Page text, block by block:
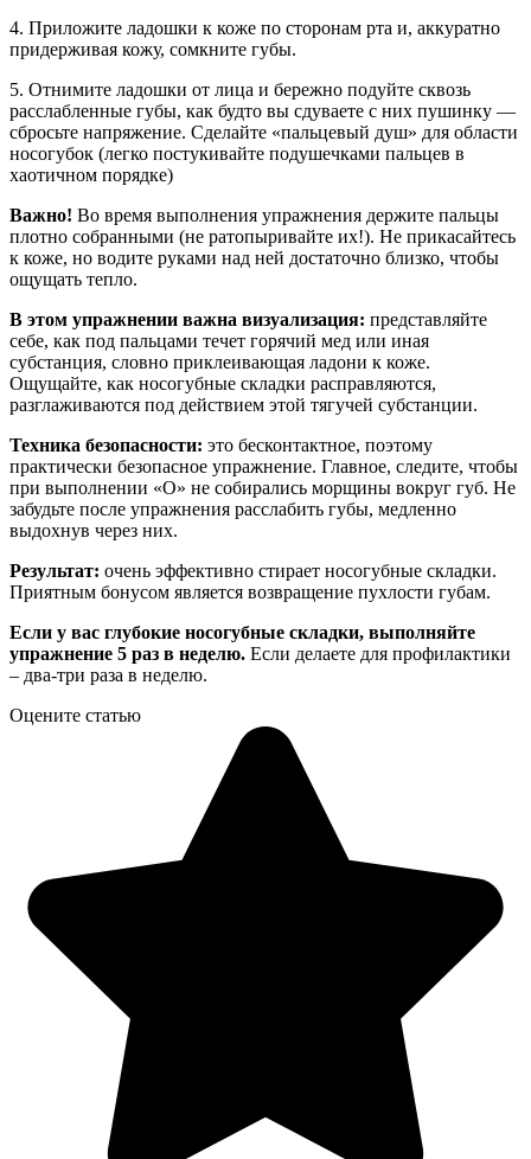
4. Приложите ладошки к коже по сторонам рта и, аккуратно
придерживая кожу, сомкните губы.
5. Отнимите ладошки от лица и бережно подуйте сквозь
расслабленные губы, как будто вы сдуваете с них пушинку —
сбросьте напряжение. Сделайте «пальцевый душ» для области
носогубок (легко постукивайте подушечками пальцев в
хаотичном порядке)
Важно! Во время выполнения упражнения держите пальцы
плотно собранными (не ратопыривайте их!). Не прикасайтесь
к коже, но водите руками над ней достаточно близко, чтобы
ощущать тепло.
В этом упражнении важна визуализация: представляйте
себе, как под пальцами течет горячий мед или иная
субстанция, словно приклеивающая ладони к коже.
Ощущайте, как носогубные складки расправляются,
разглаживаются под действием этой тягучей субстанции.
Техника безопасности: это бесконтактное, поэтому
практически безопасное упражнение. Главное, следите, чтобы
при выполнении «О» не собирались морщины вокруг губ. Не
забудьте после упражнения расслабить губы, медленно
выдохнув через них.
Результат: очень эффективно стирает носогубные складки.
Приятным бонусом является возвращение пухлости губам.
Если у вас глубокие носогубные складки, выполняйте
упражнение 5 раз в неделю. Если делаете для профилактики
– два-три раза в неделю.
Оцените статью